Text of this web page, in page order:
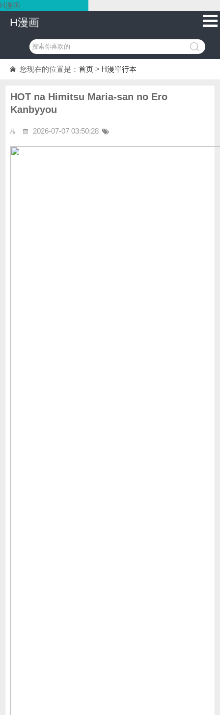
H漫画
H漫画
您现在的位置是： 首页 > H漫單行本
HOT na Himitsu Maria-san no Ero
Kanbyyou
2026-07-07 03:50:28